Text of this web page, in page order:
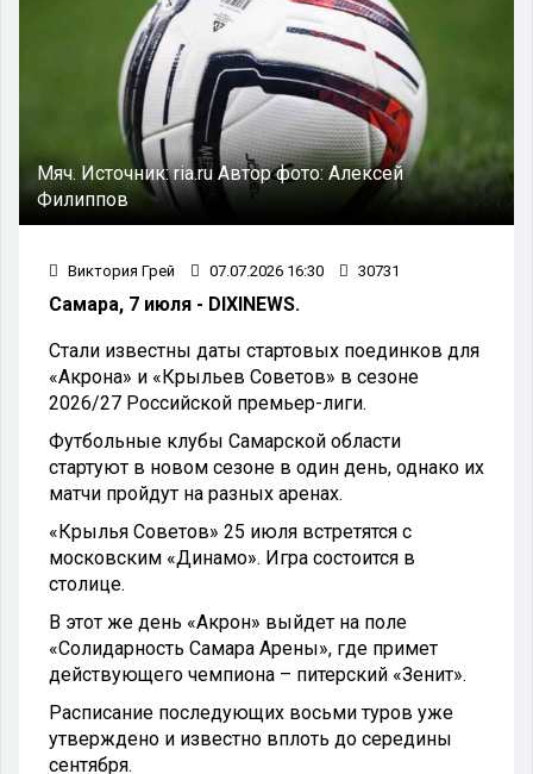
Мяч. Источник:ria.ru Автор фото:Алексей
Филиппов
Виктория Грей 07.07.2026 16:30 30731
Самара, 7 июля - DIXINEWS.
Стали известны даты стартовых поединков для
«Акрона» и «Крыльев Советов» в сезоне
2026/27 Российской премьер-лиги.
Футбольные клубы Самарской области
стартуют в новом сезоне в один день, однако их
матчи пройдут на разных аренах.
«Крылья Советов» 25 июля встретятся с
московским «Динамо». Игра состоится в
столице.
В этот же день «Акрон» выйдет на поле
«Солидарность Самара Арены», где примет
действующего чемпиона – питерский «Зенит».
Расписание последующих восьми туров уже
утверждено и известно вплоть до середины
сентября.